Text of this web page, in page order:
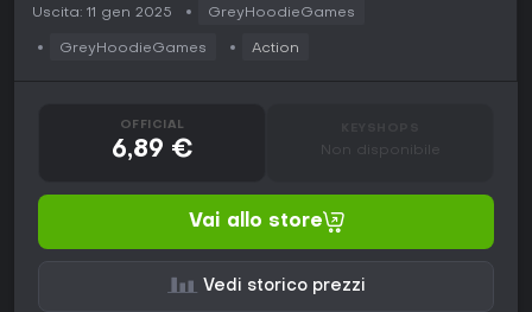
Uscita: 11 gen 2025 GreyHoodieGames
GreyHoodieGames Action
OFFICIAL
6,89 € Non disponibile
Vai allo store
Vedi storico prezzi